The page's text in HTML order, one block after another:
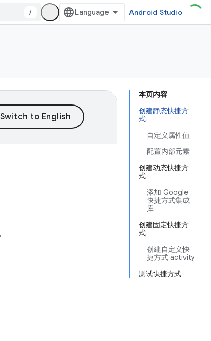
/ Android Studio
本页内容
创建静态快捷方
式
自定义属性值
配置内部元素
创建动态快捷方
式
添加 Google
快捷方式集成
库
创建固定快捷方
式
创建自定义快
捷方式 activity
测试快捷方式